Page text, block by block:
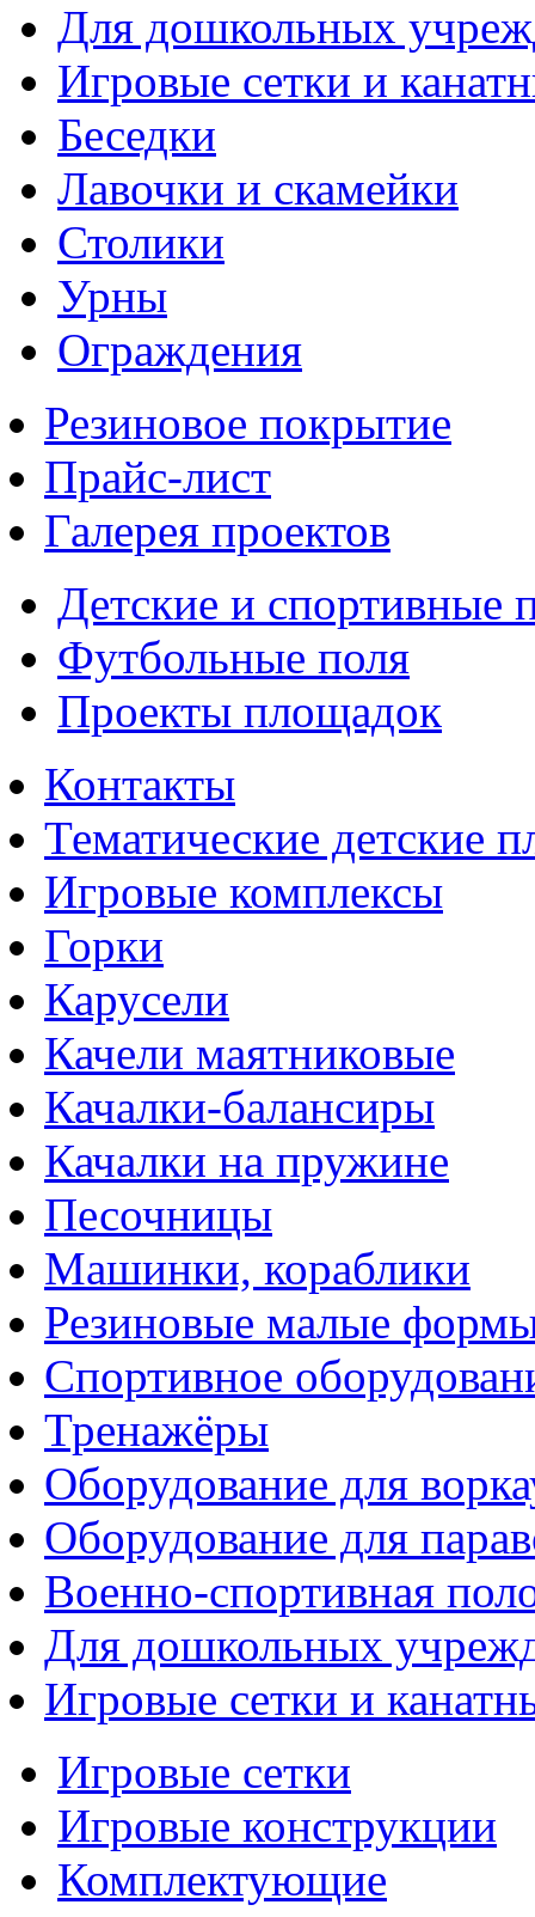
Для дошкольных
Игровые сетки и
Беседки
Лавочки и скамейки
Столики
Урны
Ограждения
Резиновое покрытие
Прайс-лист
Галерея проектов
Детские и спортивные
Футбольные поля
Проекты площадок
Контакты
Тематические детские
Игровые комплексы
Горки
Карусели
Качели маятниковые
Качалки-балансиры
Качалки на пружине
Песочницы
Машинки, кораблики
Резиновые малые
Спортивное
Тренажёры
Оборудование для
Оборудование для
Военно-спортивная
Для дошкольных
Игровые сетки и
Игровые сетки
Игровые конструкции
Комплектующие